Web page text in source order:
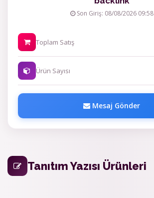
Son Giriş: 08/08/2026 09:58
Toplam Satış
Ürün Sayısı
Mesaj Gönder
Tanıtım Yazısı Ürünleri